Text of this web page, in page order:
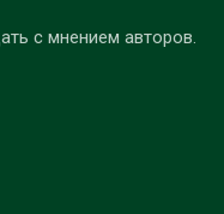
с мнением авторов.